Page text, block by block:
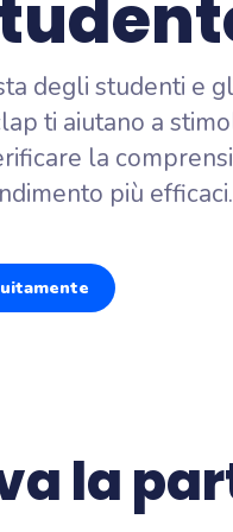
Mettete alla
dei risultati
Raccogliete
partecipante
Sondaggi
Scoprite
pubblico
degli studenti e
ti aiutano a
la
più efficaci.
la